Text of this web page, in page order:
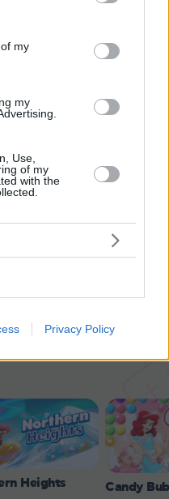
its third-party tags to
in below Google
my
my
Use,
of my
with the
Privacy Policy
σε
Heights Candy